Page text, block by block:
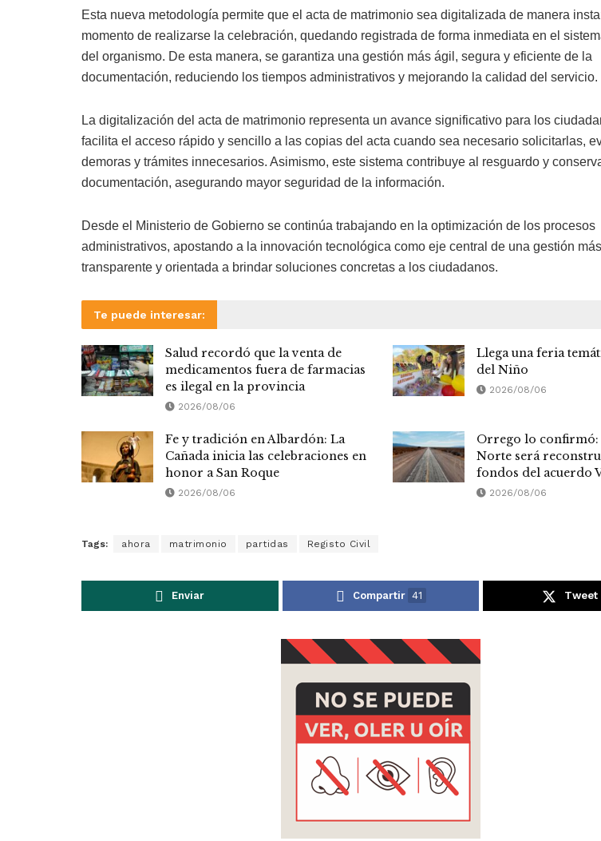
Esta nueva metodología permite que el acta de matrimonio sea digitalizada de manera
momento de realizarse la celebración, quedando registrada de forma inmediata en el
del organismo. De esta manera, se garantiza una gestión más ágil, segura y eficiente de la
documentación, reduciendo los tiempos administrativos y mejorando la calidad del servicio.
La digitalización del acta de matrimonio representa un avance significativo para los
facilita el acceso rápido y sencillo a las copias del acta cuando sea necesario solicitarlas,
demoras y trámites innecesarios. Asimismo, este sistema contribuye al resguardo y
documentación, asegurando mayor seguridad de la información.
Desde el Ministerio de Gobierno se continúa trabajando en la optimización de los procesos
administrativos, apostando a la innovación tecnológica como eje central de una gestión
transparente y orientada a brindar soluciones concretas a los ciudadanos.
Te puede interesar:
Salud recordó que la venta de
medicamentos fuera de farmacias
es ilegal en la provincia
2026/08/06
Llega una feria
del Niño
2026/08/06
Fe y tradición en Albardón: La
Cañada inicia las celebraciones en
honor a San Roque
2026/08/06
Orrego lo confirmó:
Norte será
fondos del acuerdo
2026/08/06
Tags: ahora matrimonio partidas Registo Civil
Enviar Compartir 41 Tweet